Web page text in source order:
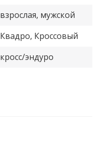
взрослая, мужской
Квадро, Кроссовый
кросс/эндуро